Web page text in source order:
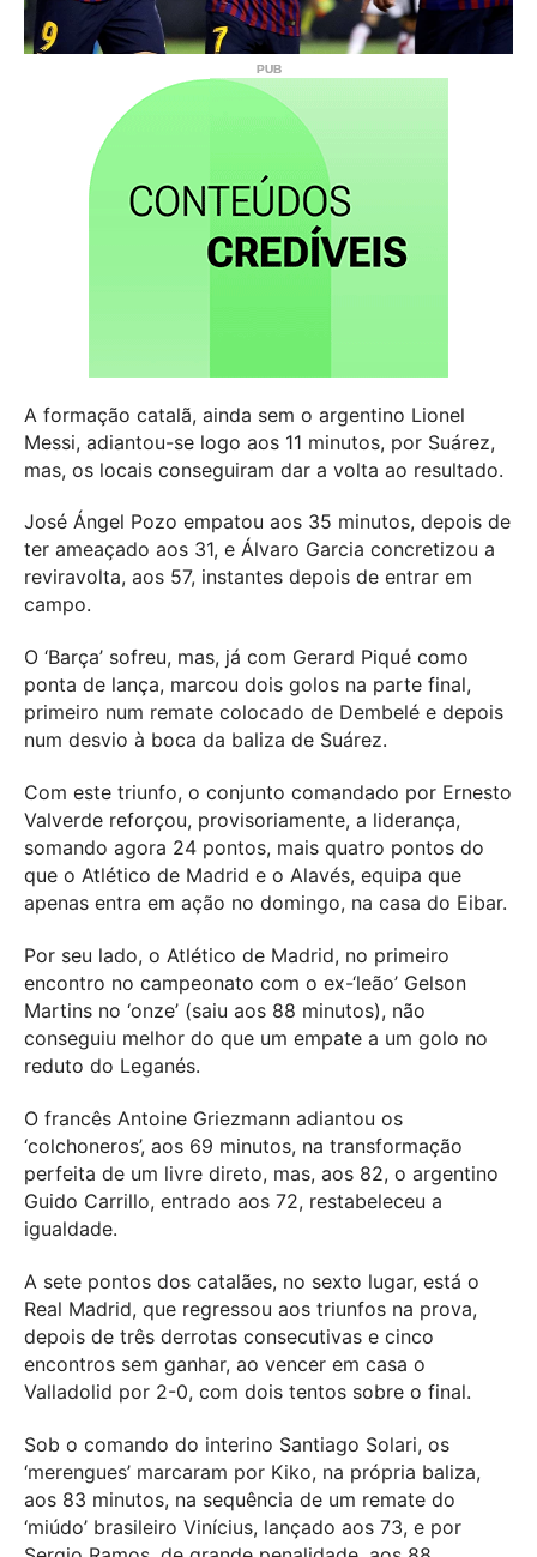
A formação catalã, ainda sem o argentino Lionel
Messi, adiantou-se logo aos 11 minutos, por Suárez,
mas, os locais conseguiram dar a volta ao resultado.
José Ángel Pozo empatou aos 35 minutos, depois de
ter ameaçado aos 31, e Álvaro Garcia concretizou a
reviravolta, aos 57, instantes depois de entrar em
campo.
O ‘Barça’ sofreu, mas, já com Gerard Piqué como
ponta de lança, marcou dois golos na parte final,
primeiro num remate colocado de Dembelé e depois
num desvio à boca da baliza de Suárez.
Com este triunfo, o conjunto comandado por Ernesto
Valverde reforçou, provisoriamente, a liderança,
somando agora 24 pontos, mais quatro pontos do
que o Atlético de Madrid e o Alavés, equipa que
apenas entra em ação no domingo, na casa do Eibar.
Por seu lado, o Atlético de Madrid, no primeiro
encontro no campeonato com o ex-‘leão’ Gelson
Martins no ‘onze’ (saiu aos 88 minutos), não
conseguiu melhor do que um empate a um golo no
reduto do Leganés.
O francês Antoine Griezmann adiantou os
‘colchoneros’, aos 69 minutos, na transformação
perfeita de um livre direto, mas, aos 82, o argentino
Guido Carrillo, entrado aos 72, restabeleceu a
igualdade.
A sete pontos dos catalães, no sexto lugar, está o
Real Madrid, que regressou aos triunfos na prova,
depois de três derrotas consecutivas e cinco
encontros sem ganhar, ao vencer em casa o
Valladolid por 2-0, com dois tentos sobre o final.
Sob o comando do interino Santiago Solari, os
‘merengues’ marcaram por Kiko, na própria baliza,
aos 83 minutos, na sequência de um remate do
‘miúdo’ brasileiro Vinícius, lançado aos 73, e por